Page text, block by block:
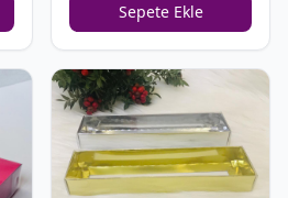
Sepete Ekle